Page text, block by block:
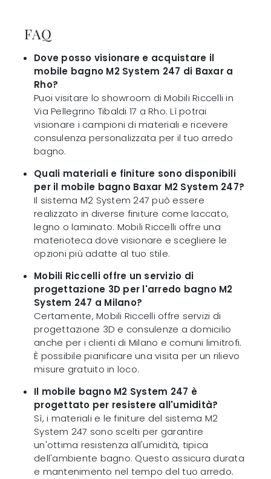
FAQ
Dove posso visionare e acquistare il
mobile bagno M2 System 247 di Baxar a
Rho?
Puoi visitare lo showroom di Mobili Riccelli in
Via Pellegrino Tibaldi 17 a Rho. Lì potrai
visionare i campioni di materiali e ricevere
consulenza personalizzata per il tuo arredo
bagno.
Quali materiali e finiture sono disponibili
per il mobile bagno Baxar M2 System 247?
Il sistema M2 System 247 può essere
realizzato in diverse finiture come laccato,
legno o laminato. Mobili Riccelli offre una
materioteca dove visionare e scegliere le
opzioni più adatte al tuo stile.
Mobili Riccelli offre un servizio di
progettazione 3D per l'arredo bagno M2
System 247 a Milano?
Certamente, Mobili Riccelli offre servizi di
progettazione 3D e consulenze a domicilio
anche per i clienti di Milano e comuni limitrofi.
È possibile pianificare una visita per un rilievo
misure gratuito in loco.
Il mobile bagno M2 System 247 è
progettato per resistere all'umidità?
Sì, i materiali e le finiture del sistema M2
System 247 sono scelti per garantire
un'ottima resistenza all'umidità, tipica
dell'ambiente bagno. Questo assicura durata
e mantenimento nel tempo del tuo arredo.